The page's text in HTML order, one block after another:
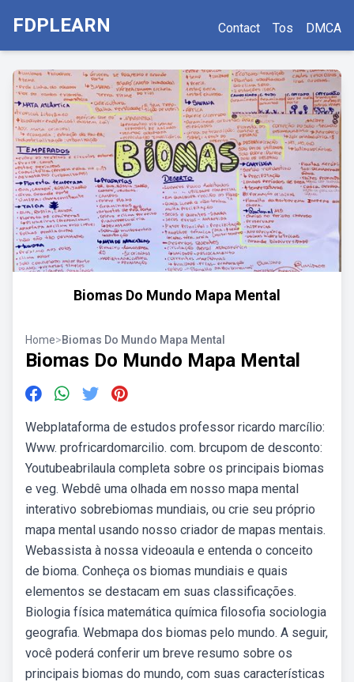
FDPLEARN Contact Tos DMCA
Biomas Do Mundo Mapa Mental
Home>Biomas Do Mundo Mapa Mental
Biomas Do Mundo Mapa Mental
Webplataforma de estudos professor ricardo marcílio:
Www. profricardomarcilio. com. brcupom de desconto:
Youtubeabrilaula completa sobre os principais biomas
e veg. Webdê uma olhada em nosso mapa mental
interativo sobrebiomas mundiais, ou crie seu próprio
mapa mental usando nosso criador de mapas mentais.
Webassista à nossa videoaula e entenda o conceito
de bioma. Conheça os biomas mundiais e quais
elementos se destacam em suas classificações.
Biologia física matemática química filosofia sociologia
geografia. Webmapa dos biomas pelo mundo. A seguir,
você poderá conferir um breve resumo sobre os
principais biomas do mundo, com suas características